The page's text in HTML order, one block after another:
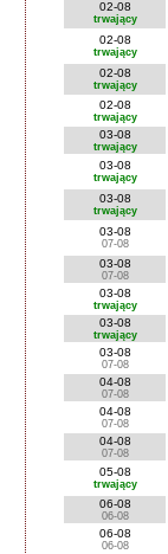
02-08
trwający
02-08
trwający
02-08
trwający
02-08
trwający
03-08
trwający
03-08
trwający
03-08
trwający
03-08
07-08
03-08
07-08
03-08
trwający
03-08
trwający
03-08
07-08
04-08
07-08
04-08
07-08
04-08
07-08
05-08
trwający
06-08
06-08
06-08
06-08